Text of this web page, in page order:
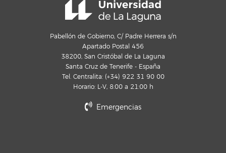
Pabellón de Gobierno, C/ Padre Herrera s/n
Apartado Postal 456
38200, San Cristóbal de La Laguna
Santa Cruz de Tenerife - España
Tel. Centralita: (+34) 922 31 90 00
Horario: L-V, 8:00 a 21:00 h
Emergencias